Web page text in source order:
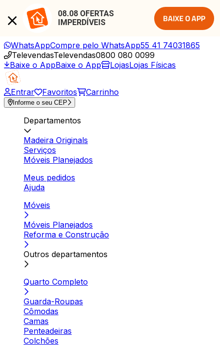
08.08 OFERTAS
IMPERDÍVEIS
BAIXE O APP
WhatsAppCompre pelo WhatsApp55 41 74031865
TelevendasTelevendas0800 080 0099
Baixe o AppBaixe o App LojasLojas Físicas
Entrar Favoritos Carrinho
Informe o seu CEP
Departamentos
Madeira Originals
Serviços
Móveis Planejados
Meus pedidos
Ajuda
Móveis
Móveis Planejados
Reforma e Construção
Outros departamentos
Quarto Completo
Guarda-Roupas
Cômodas
Camas
Penteadeiras
Colchões